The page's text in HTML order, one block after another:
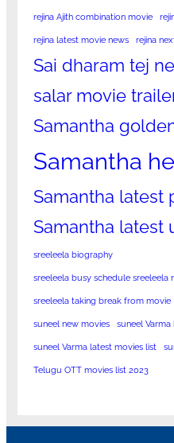
rejina Ajith combination movie
rejina latest movie news rejina
Sai dharam tej
salar movie
Samantha
Samantha
Samantha latest
Samantha latest
sreeleela biography
sreeleela busy schedule sreeleela
sreeleela taking break from movie
suneel new movies suneel
suneel Varma latest movies list
Telugu OTT movies list 2023